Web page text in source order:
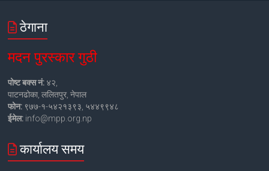
ठेगाना
मदन पुरस्कार गुठी
पोष्ट बक्स नं: ४२,
पाटनढोका, ललितपुर, नेपाल
फोन: ९७७-१-५४२१३९३, ५४४९९४८
ईमेल: info@mpp.org.np
कार्यालय समय